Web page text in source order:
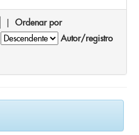
| Ordenar por
Autor/registro